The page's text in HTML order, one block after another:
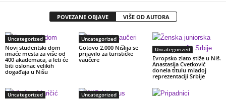
POVEZANE OBJAVE VIŠE OD AUTORA
Uncategorized
Novi studentski dom
imaće mesta za više od
400 akademaca, a leti će
biti oslonac velikih
događaja u Nišu
Uncategorized
Gotovo 2.000 Nišlija se
prijavilo za turističke
vaučere
Uncategorized
Evropsko zlato stiže u Niš.
Anastasija Cvetković
donela titulu mladoj
reprezentaciji Srbije
Uncategorized Uncategorized